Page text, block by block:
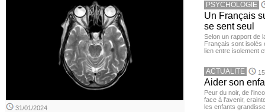
31/01/2024
PSYCHOLOGIE
Un Français
se sent seul
Selon un rapport de
Français sont isolés
lien entre isolement
ACTUALITE
Aider son
Peur du noir, de
face à l'avenir,
les enfants